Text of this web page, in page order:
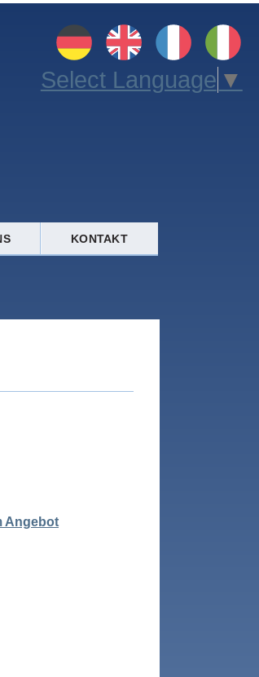
Select Language ▼
KONTAKT
Angebot